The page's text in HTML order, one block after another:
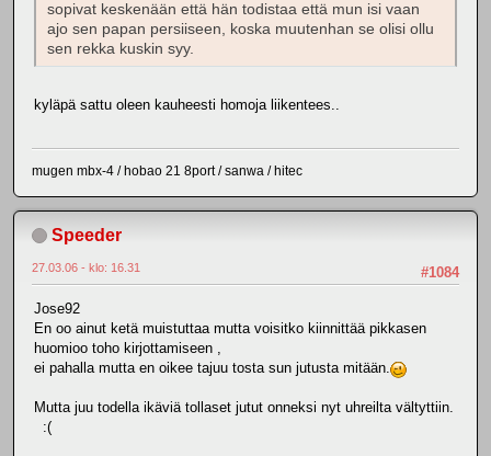
sopivat keskenään että hän todistaa että mun isi vaan
ajo sen papan persiiseen, koska muutenhan se olisi ollu
sen rekka kuskin syy.
kyläpä sattu oleen kauheesti homoja liikentees..
mugen mbx-4 / hobao 21 8port / sanwa / hitec
Speeder
#1084
27.03.06 - klo: 16.31
Jose92
En oo ainut ketä muistuttaa mutta voisitko kiinnittää pikkasen
huomioo toho kirjottamiseen ,
ei pahalla mutta en oikee tajuu tosta sun jutusta mitään.
Mutta juu todella ikäviä tollaset jutut onneksi nyt uhreilta vältyttiin.
:(